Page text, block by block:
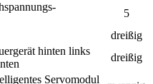
5
dreißig
hinten links
dreißig
Servomodul